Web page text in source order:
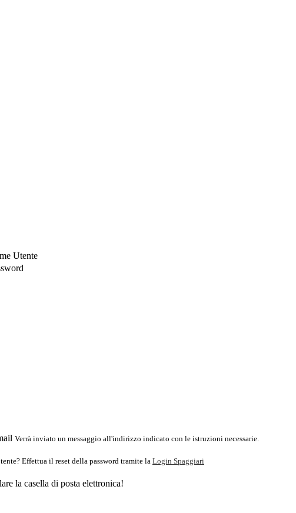
Utente
Verrà inviato un messaggio all'indirizzo indicato con le istruzioni necessarie.
Effettua il reset della password tramite la Login Spaggiari
la casella di posta elettronica!